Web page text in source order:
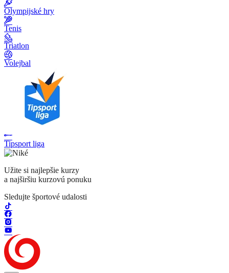
Olympijské hry
Tenis
Triatlon
Volejbal
Tipsport liga
Užite si najlepšie kurzy
a najširšiu kurzovú ponuku
Sledujte športové udalosti